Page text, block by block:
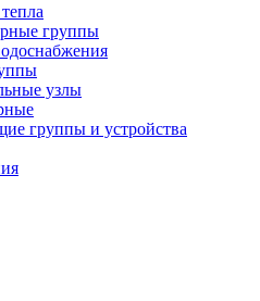
группы
узлы
группы и устройства